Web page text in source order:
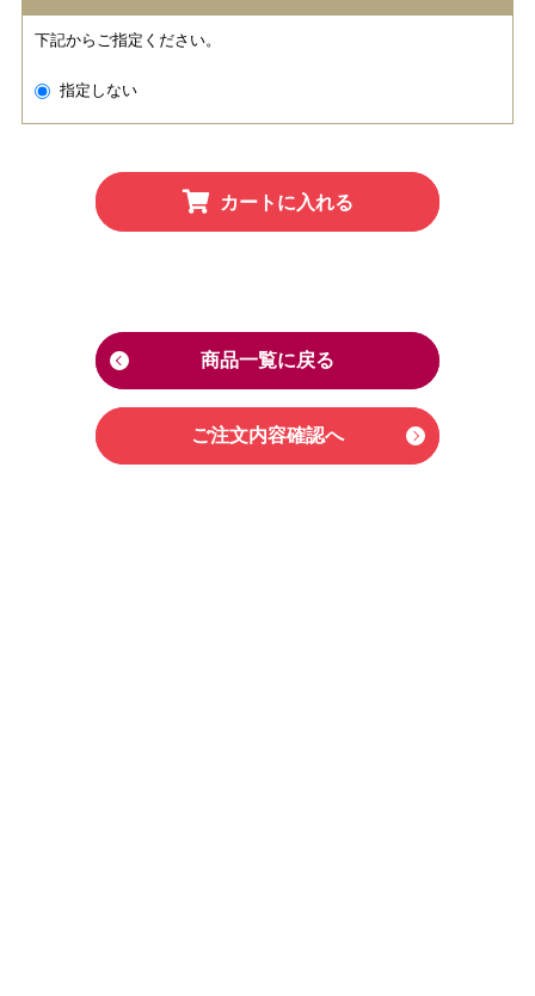
下記からご指定ください。
指定しない
カートに入れる
商品一覧に戻る
ご注文内容確認へ